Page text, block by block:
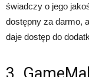
świadczy o jego
dostępny za darmo,
daje dostęp do
3.